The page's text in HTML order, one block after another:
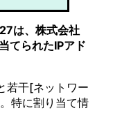
は、株式会社
てられたIPアド
若干[ネットワー
特に割り当て情